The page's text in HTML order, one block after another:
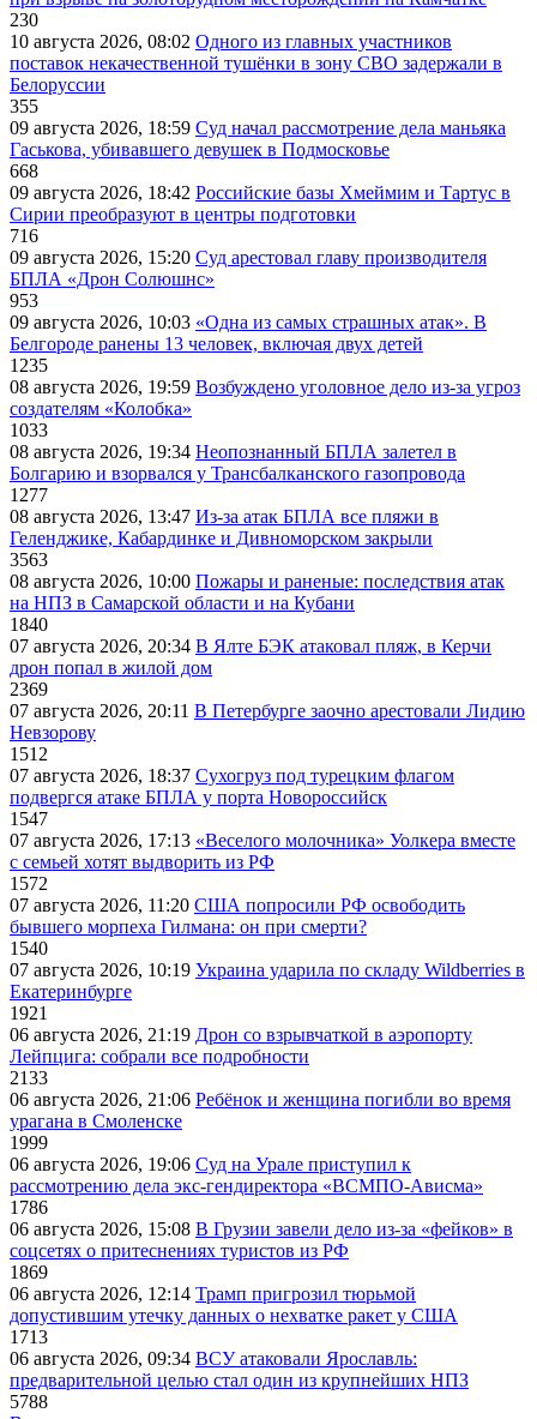
230
10 августа 2026, 08:02 Одного из главных участников
поставок некачественной тушёнки в зону СВО задержали в
Белоруссии
355
09 августа 2026, 18:59 Суд начал рассмотрение дела маньяка
Гаськова, убивавшего девушек в Подмосковье
668
09 августа 2026, 18:42 Российские базы Хмеймим и Тартус в
Сирии преобразуют в центры подготовки
716
09 августа 2026, 15:20 Суд арестовал главу производителя
БПЛА «Дрон Солюшнс»
953
09 августа 2026, 10:03 «Одна из самых страшных атак». В
Белгороде ранены 13 человек, включая двух детей
1235
08 августа 2026, 19:59 Возбуждено уголовное дело из-за угроз
создателям «Колобка»
1033
08 августа 2026, 19:34 Неопознанный БПЛА залетел в
Болгарию и взорвался у Трансбалканского газопровода
1277
08 августа 2026, 13:47 Из-за атак БПЛА все пляжи в
Геленджике, Кабардинке и Дивноморском закрыли
3563
08 августа 2026, 10:00 Пожары и раненые: последствия атак
на НПЗ в Самарской области и на Кубани
1840
07 августа 2026, 20:34 В Ялте БЭК атаковал пляж, в Керчи
дрон попал в жилой дом
2369
07 августа 2026, 20:11 В Петербурге заочно арестовали Лидию
Невзорову
1512
07 августа 2026, 18:37 Сухогруз под турецким флагом
подвергся атаке БПЛА у порта Новороссийск
1547
07 августа 2026, 17:13 «Веселого молочника» Уолкера вместе
с семьей хотят выдворить из РФ
1572
07 августа 2026, 11:20 США попросили РФ освободить
бывшего морпеха Гилмана: он при смерти?
1540
07 августа 2026, 10:19 Украина ударила по складу Wildberries в
Екатеринбурге
1921
06 августа 2026, 21:19 Дрон со взрывчаткой в аэропорту
Лейпцига: собрали все подробности
2133
06 августа 2026, 21:06 Ребёнок и женщина погибли во время
урагана в Смоленске
1999
06 августа 2026, 19:06 Суд на Урале приступил к
рассмотрению дела экс-гендиректора «ВСМПО-Ависма»
1786
06 августа 2026, 15:08 В Грузии завели дело из-за «фейков» в
соцсетях о притеснениях туристов из РФ
1869
06 августа 2026, 12:14 Трамп пригрозил тюрьмой
допустившим утечку данных о нехватке ракет у США
1713
06 августа 2026, 09:34 ВСУ атаковали Ярославль:
предварительной целью стал один из крупнейших НПЗ
5788